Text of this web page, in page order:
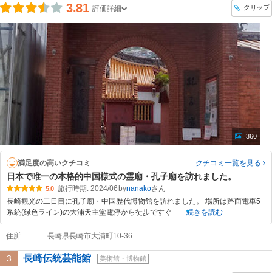
3.81 評価詳細 クリップ
360
満足度の高いクチコミ クチコミ一覧を見る
日本で唯一の本格的中国様式の霊廟・孔子廟を訪れました。
5.0 旅行時期: 2024/06 bynanako
長崎観光の二日目に孔子廟・中国歴代博物館を訪れました。 場所は路面電車5
系統(緑色ライン)の大浦天主堂電停から徒歩ですぐ
続きを読む
住所 長崎県長崎市大浦町10-36
3 長崎伝統芸能館 美術館・博物館